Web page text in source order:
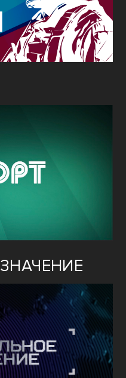
ЗНАЧЕНИЕ